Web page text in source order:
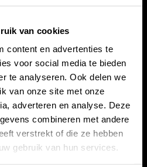
van cookies
content en advertenties te
voor social media te bieden
te analyseren. Ook delen we
van onze site met onze
adverteren en analyse. Deze
combineren met andere
verstrekt of die ze hebben
gebruik van hun services.
Gesloten
een afspraak
Projecten
Amstelveen